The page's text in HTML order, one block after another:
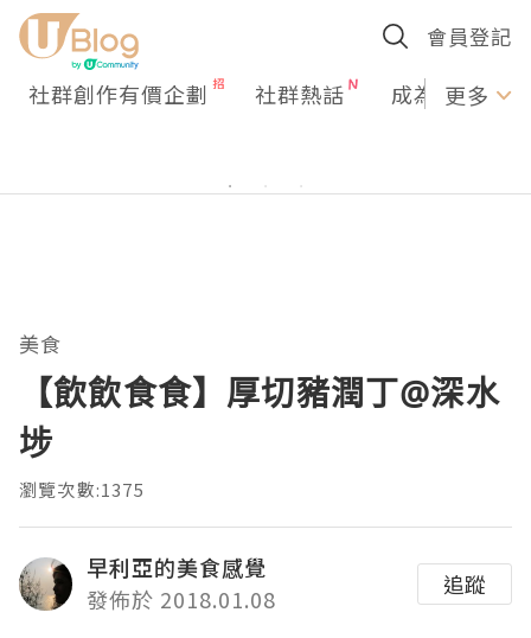
會員登記
社群創作有價企劃 社群熱話 成為U更多
美食
【飲飲食食】厚切豬潤丁@深水
埗
瀏覽次數:1375
早利亞的美食感覺
發佈於 2018.01.08
追蹤